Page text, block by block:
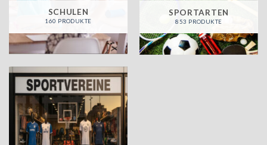
SCHULEN
160 PRODUKTE
SPORTARTEN
853 PRODUKTE